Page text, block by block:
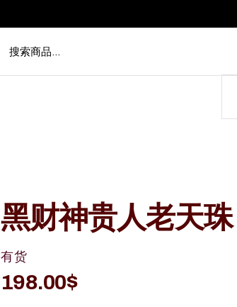
黑财神贵人老天珠
有货
198.00$